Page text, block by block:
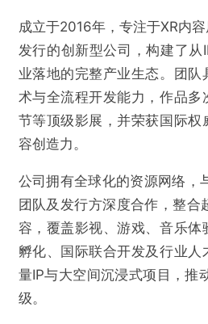
成立于2016年，专注于XR内
发行的创新型公司，构建了从
业落地的完整产业生态。团队
术与全流程开发能力，作品多
节等顶级影展，并荣获国际权
容创造力。
公司拥有全球化的资源网络，
团队及发行方深度合作，整合
容，覆盖影视、游戏、音乐体
孵化、国际联合开发及行业
量IP与大空间沉浸式项目，推
级。